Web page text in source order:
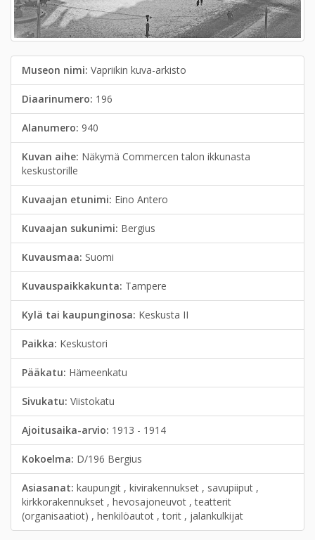
Museon nimi: Vapriikin kuva-arkisto
Diaarinumero: 196
Alanumero: 940
Kuvan aihe: Näkymä Commercen talon ikkunasta
keskustorille
Kuvaajan etunimi: Eino Antero
Kuvaajan sukunimi: Bergius
Kuvausmaa: Suomi
Kuvauspaikkakunta: Tampere
Kylä tai kaupunginosa: Keskusta II
Paikka: Keskustori
Pääkatu: Hämeenkatu
Sivukatu: Viistokatu
Ajoitusaika-arvio: 1913 - 1914
Kokoelma: D/196 Bergius
Asiasanat: kaupungit , kivirakennukset , savupiiput ,
kirkkorakennukset , hevosajoneuvot , teatterit
(organisaatiot) , henkilöautot , torit , jalankulkijat